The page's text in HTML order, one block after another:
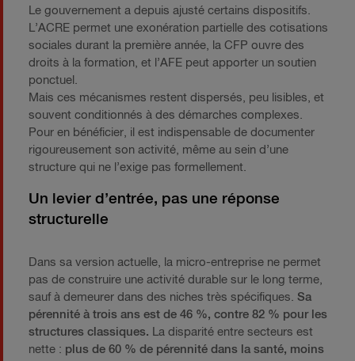
Le gouvernement a depuis ajusté certains dispositifs.
L’ACRE permet une exonération partielle des cotisations
sociales durant la première année, la CFP ouvre des
droits à la formation, et l’AFE peut apporter un soutien
ponctuel.
Mais ces mécanismes restent dispersés, peu lisibles, et
souvent conditionnés à des démarches complexes.
Pour en bénéficier, il est indispensable de documenter
rigoureusement son activité, même au sein d’une
structure qui ne l’exige pas formellement.
Un levier d’entrée, pas une réponse
structurelle
Dans sa version actuelle, la micro-entreprise ne permet
pas de construire une activité durable sur le long terme,
sauf à demeurer dans des niches très spécifiques. Sa
pérennité à trois ans est de 46 %, contre 82 % pour les
structures classiques. La disparité entre secteurs est
nette : plus de 60 % de pérennité dans la santé, moins